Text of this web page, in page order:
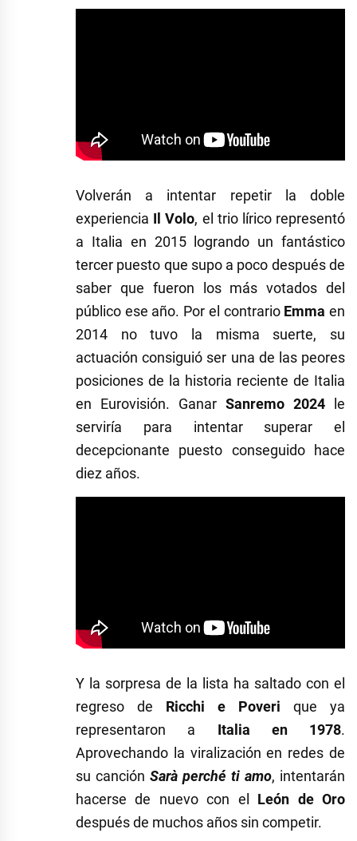
Volverán a intentar repetir la doble
experiencia Il Volo, el trio lírico representó
a Italia en 2015 logrando un fantástico
tercer puesto que supo a poco después de
saber que fueron los más votados del
público ese año. Por el contrario Emma en
2014 no tuvo la misma suerte, su
actuación consiguió ser una de las peores
posiciones de la historia reciente de Italia
en Eurovisión. Ganar Sanremo 2024 le
serviría para intentar superar el
decepcionante puesto conseguido hace
diez años.
Y la sorpresa de la lista ha saltado con el
regreso de Ricchi e Poveri que ya
representaron a Italia en 1978.
Aprovechando la viralización en redes de
su canción Sarà perché ti amo, intentarán
hacerse de nuevo con el León de Oro
después de muchos años sin competir.